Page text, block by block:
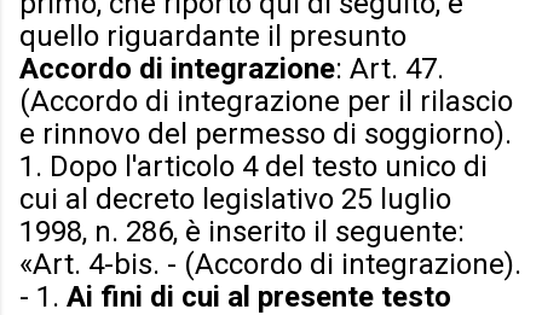
quello riguardante il presunto
Accordo di integrazione: Art. 47.
(Accordo di integrazione per il rilascio
e rinnovo del permesso di soggiorno).
1. Dopo l'articolo 4 del testo unico di
cui al decreto legislativo 25 luglio
1998, n. 286, è inserito il seguente:
«Art. 4-bis. - (Accordo di integrazione).
- 1. Ai fini di cui al presente testo